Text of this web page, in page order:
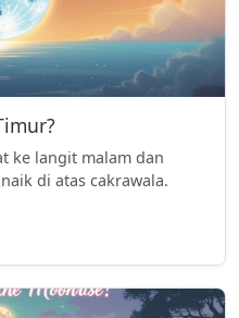
ke langit malam dan
di atas cakrawala.